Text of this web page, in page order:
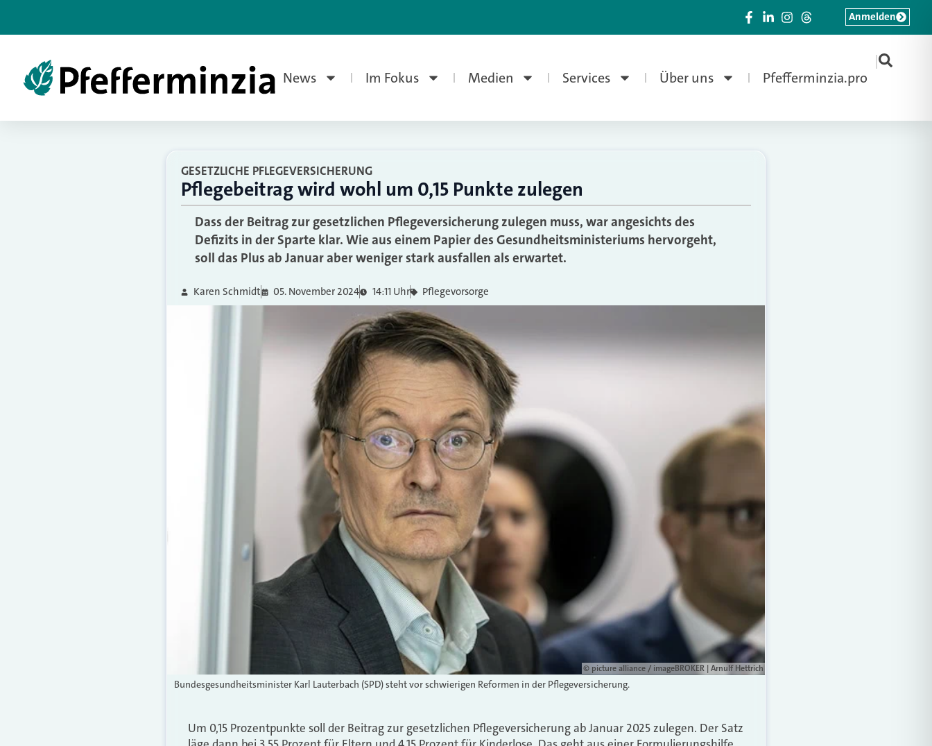
News Im Fokus Medien Services Über uns Pfefferminzia.pro
|
Anmelden
GESETZLICHE PFLEGEVERSICHERUNG
Pflegebeitrag wird wohl um 0,15 Punkte zulegen
Dass der Beitrag zur gesetzlichen Pflegeversicherung zulegen muss, war angesichts des
Defizits in der Sparte klar. Wie aus einem Papier des Gesundheitsministeriums hervorgeht,
soll das Plus ab Januar aber weniger stark ausfallen als erwartet.
Karen Schmidt 05. November 2024 14:11 Uhr Pflegevorsorge
© picture alliance / imageBROKER | Arnulf Hettrich
Bundesgesundheitsminister Karl Lauterbach (SPD) steht vor schwierigen Reformen in der Pflegeversicherung.
Um 0,15 Prozentpunkte soll der Beitrag zur gesetzlichen Pflegeversicherung ab Januar 2025 zulegen. Der Satz